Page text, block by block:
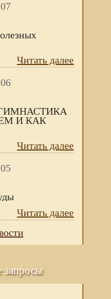
Читать далее
И КАК
Читать далее
Читать далее
запросы